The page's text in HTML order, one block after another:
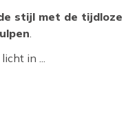
stijl met de tijdloze
.
in ...